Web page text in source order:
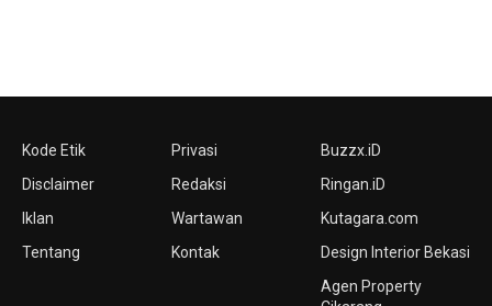
Kode Etik
Disclaimer
Iklan
Tentang
Privasi
Redaksi
Wartawan
Kontak
Buzzx.iD
Ringan.iD
Kutagara.com
Design Interior Bekasi
Agen Property